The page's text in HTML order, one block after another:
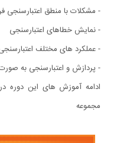
- مشکلات با منطق اعتبارسنجی
- نمایش خطاهای اعتبارسنجی
- عملکرد های مختلف
- پردازش و اعتبارسنجی به
ادامه آموزش های این دوره
مجموعه